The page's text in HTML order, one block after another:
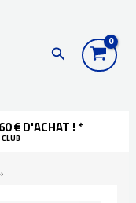
Rechercher
€ D'ACHAT ! *